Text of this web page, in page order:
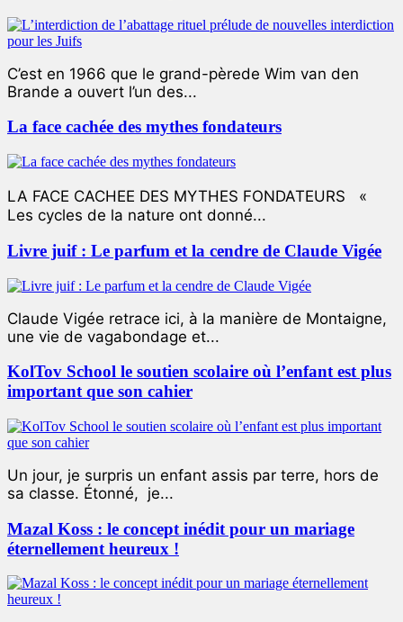
C’est en 1966 que le grand-pèrede Wim van den
Brande a ouvert l’un des...
La face cachée des mythes fondateurs
LA FACE CACHEE DES MYTHES FONDATEURS «
Les cycles de la nature ont donné...
Livre juif : Le parfum et la cendre de Claude Vigée
Claude Vigée retrace ici, à la manière de Montaigne,
une vie de vagabondage et...
KolTov School le soutien scolaire où l’enfant est plus
important que son cahier
Un jour, je surpris un enfant assis par terre, hors de
sa classe. Étonné, je...
Mazal Koss : le concept inédit pour un mariage
éternellement heureux !